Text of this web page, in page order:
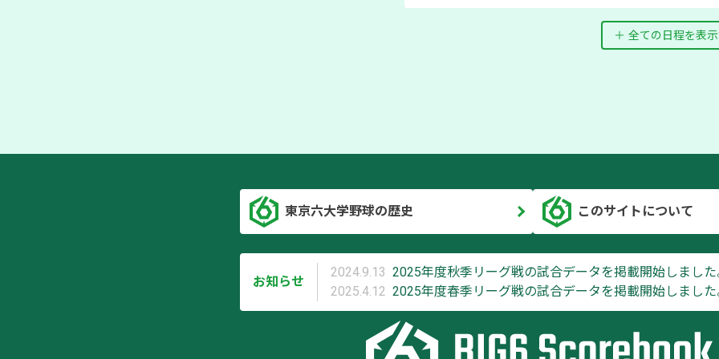
全ての日程を表
東京六大学野球の歴史 このサイトについて
お知らせ
2024.9.13 2025年度秋季リーグ戦の試合データを掲載開始しました
2025.4.12 2025年度春季リーグ戦の試合データを掲載開始しました